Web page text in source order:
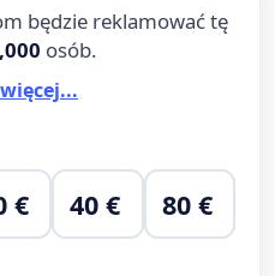
będzie reklamować tę
osób.
€ 40 € 80 €